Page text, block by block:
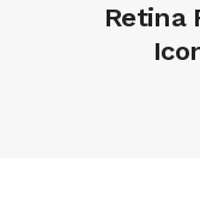
Retina